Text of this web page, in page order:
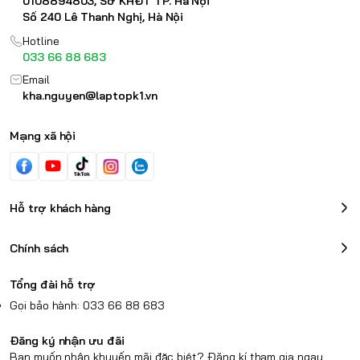
Số 240 Lê Thanh Nghị, Hà Nội
Hotline
033 66 88 683
Email
kha.nguyen@laptopk1.vn
Mạng xã hội
Hỗ trợ khách hàng
Chính sách
Tổng đài hỗ trợ
Gọi bảo hành: 033 66 88 683
Đăng ký nhận ưu đãi
Bạn muốn nhận khuyến mãi đặc biệt? Đăng kí tham gia ngay